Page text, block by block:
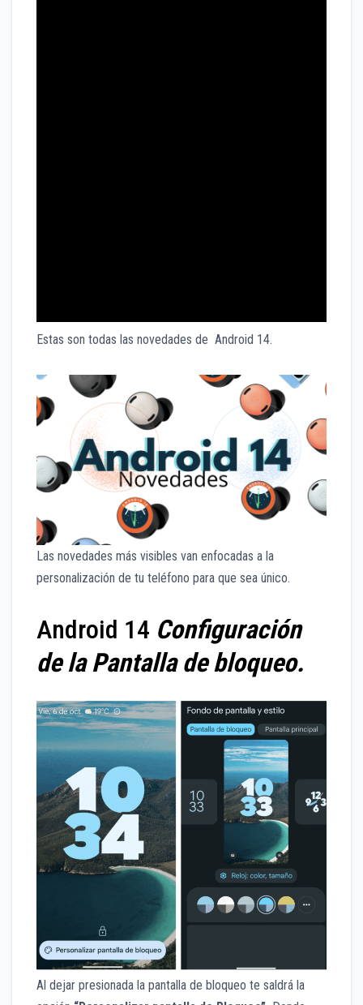
Estas son todas las novedades de Android 14.
Las novedades más visibles van enfocadas a la
personalización de tu teléfono para que sea único.
Android 14 Configuración
de la Pantalla de bloqueo.
Al dejar presionada la pantalla de bloqueo te saldrá la